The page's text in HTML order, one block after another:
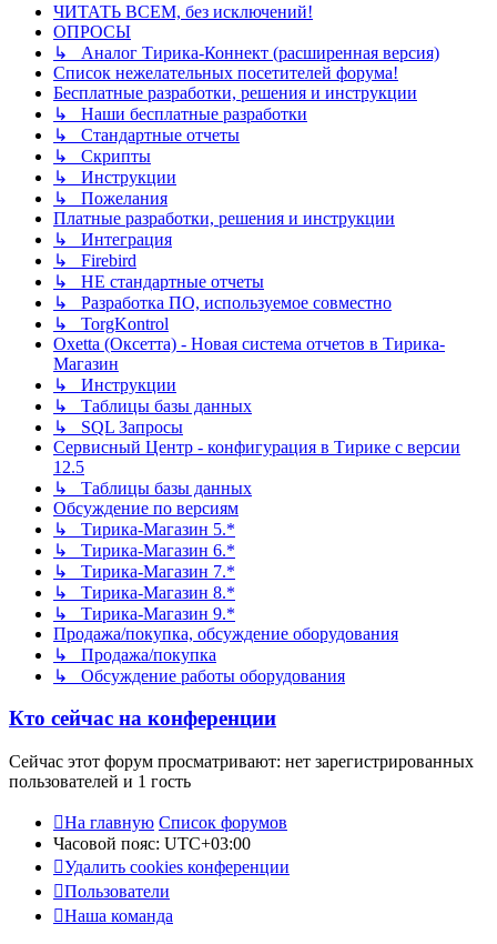
ЧИТАТЬ ВСЕМ, без исключений!
ОПРОСЫ
↳ Аналог Тирика-Коннект (расширенная версия)
Список нежелательных посетителей форума!
Бесплатные разработки, решения и инструкции
↳ Наши бесплатные разработки
↳ Стандартные отчеты
↳ Скрипты
↳ Инструкции
↳ Пожелания
Платные разработки, решения и инструкции
↳ Интеграция
↳ Firebird
↳ НЕ стандартные отчеты
↳ Разработка ПО, используемое совместно
↳ TorgKontrol
Oxetta (Оксетта) - Новая система отчетов в Тирика-
Магазин
↳ Инструкции
↳ Таблицы базы данных
↳ SQL Запросы
Сервисный Центр - конфигурация в Тирике с версии
12.5
↳ Таблицы базы данных
Обсуждение по версиям
↳ Тирика-Магазин 5.*
↳ Тирика-Магазин 6.*
↳ Тирика-Магазин 7.*
↳ Тирика-Магазин 8.*
↳ Тирика-Магазин 9.*
Продажа/покупка, обсуждение оборудования
↳ Продажа/покупка
↳ Обсуждение работы оборудования
Кто сейчас на конференции
Сейчас этот форум просматривают: нет зарегистрированных
пользователей и 1 гость
На главную Список форумов
Часовой пояс: UTC+03:00
Удалить cookies конференции
Пользователи
Наша команда